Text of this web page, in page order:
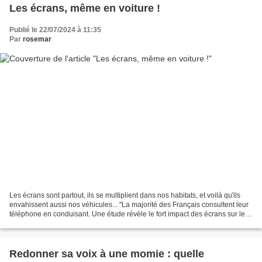
Les écrans, même en voiture !
Publié le 22/07/2024 à 11:35
Par rosemar
Les écrans sont partout, ils se multiplient dans nos habitats, et voilà qu'ils
envahissent aussi nos véhicules... "La majorité des Français consultent leur
téléphone en conduisant. Une étude révèle le fort impact des écrans sur les
Redonner sa voix à une momie : quelle